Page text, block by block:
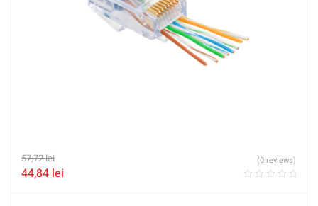
57,72lei
44,84 lei
(0 reviews)